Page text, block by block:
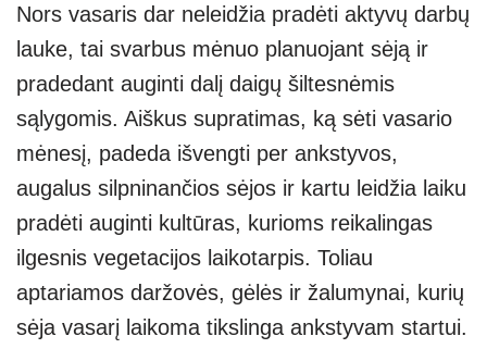
at
s
A
p
p
p
e
e
gr
a
m
er ss
e
n
g
er
ar
e
Nors vasaris dar neleidžia pradėti aktyvų darbų
lauke, tai svarbus mėnuo planuojant sėją ir
pradedant auginti dalį daigų šiltesnėmis
sąlygomis. Aiškus supratimas, ką sėti vasario
mėnesį, padeda išvengti per ankstyvos,
augalus silpninančios sėjos ir kartu leidžia laiku
pradėti auginti kultūras, kurioms reikalingas
ilgesnis vegetacijos laikotarpis. Toliau
aptariamos daržovės, gėlės ir žalumynai, kurių
sėja vasarį laikoma tikslinga ankstyvam startui.